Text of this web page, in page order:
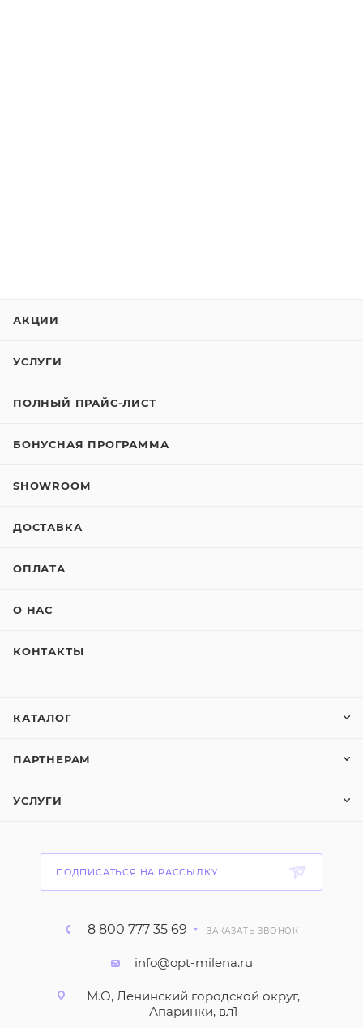
АКЦИИ
УСЛУГИ
ПОЛНЫЙ ПРАЙС-ЛИСТ
БОНУСНАЯ ПРОГРАММА
SHOWROOM
ДОСТАВКА
ОПЛАТА
О НАС
КОНТАКТЫ
КАТАЛОГ
ПАРТНЕРАМ
УСЛУГИ
ПОДПИСАТЬСЯ НА РАССЫЛКУ
8 800 777 35 69 ЗАКАЗАТЬ ЗВОНОК
info@opt-milena.ru
М.О, Ленинский городской округ,
Апаринки, вл1